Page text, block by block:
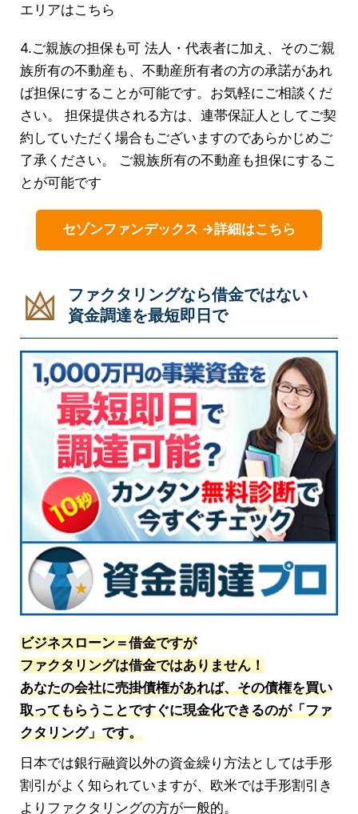
エリアはこちら
4.ご親族の担保も可 法人・代表者に加え、そのご親
族所有の不動産も、不動産所有者の方の承諾があれ
ば担保にすることが可能です。お気軽にご相談くだ
さい。 担保提供される方は、連帯保証人としてご契
約していただく場合もございますのであらかじめご
了承ください。 ご親族所有の不動産も担保にするこ
とが可能です
セゾンファンデックス →詳細はこちら
ファクタリングなら借金ではない
資金調達を最短即日で
ビジネスローン＝借金ですが
ファクタリングは借金ではありません！
あなたの会社に売掛債権があれば、その債権を買い
取ってもらうことですぐに現金化できるのが「ファ
クタリング」です。
日本では銀行融資以外の資金繰り方法としては手形
割引がよく知られていますが、欧米では手形割引き
よりファクタリングの方が一般的。